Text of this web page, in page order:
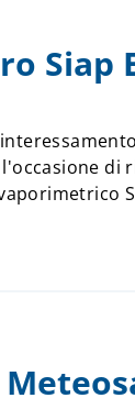
Siap
di